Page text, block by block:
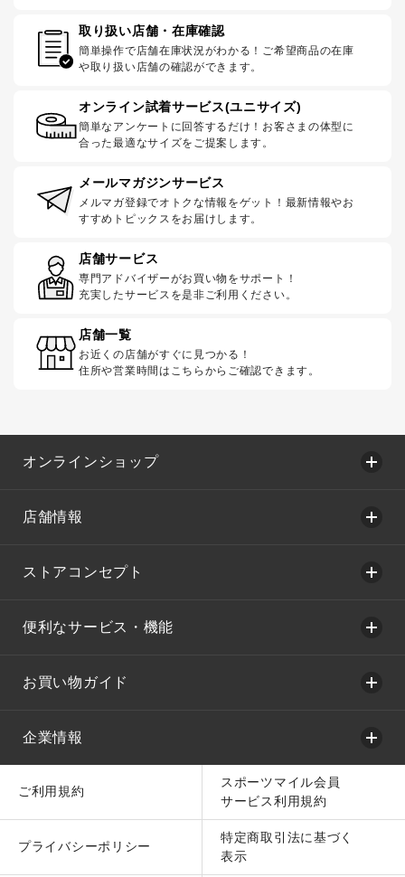
取り扱い店舗・在庫確認
簡単操作で店舗在庫状況がわかる！ご希望商品の在庫
や取り扱い店舗の確認ができます。
オンライン試着サービス(ユニサイズ)
簡単なアンケートに回答するだけ！お客さまの体型に
合った最適なサイズをご提案します。
メールマガジンサービス
メルマガ登録でオトクな情報をゲット！最新情報やお
すすめトピックスをお届けします。
店舗サービス
専門アドバイザーがお買い物をサポート！
充実したサービスを是非ご利用ください。
店舗一覧
お近くの店舗がすぐに見つかる！
住所や営業時間はこちらからご確認できます。
オンラインショップ
店舗情報
ストアコンセプト
便利なサービス・機能
お買い物ガイド
企業情報
ご利用規約
スポーツマイル会員
サービス利用規約
プライバシーポリシー
特定商取引法に基づく
表示